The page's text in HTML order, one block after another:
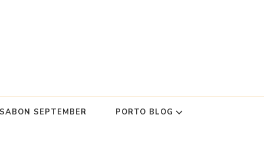
SEPTEMBER PORTO BLOG